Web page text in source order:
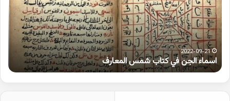
شمس
المعارف
2022-09-21
اسماء الجن في كتاب شمس المعارف